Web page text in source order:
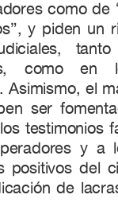
como de
y piden un
como en
Asimismo, el
ser
testimonios
y a
positivos del
de